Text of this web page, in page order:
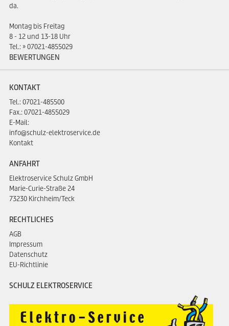
da.
Montag bis Freitag
8 - 12 und 13-18 Uhr
Tel.: 07021-4855029
BEWERTUNGEN
KONTAKT
Tel.:07021-485500
Fax.: 07021-4855029
E-Mail:
info@schulz-elektroservice.de
Kontakt
ANFAHRT
Elektroservice Schulz GmbH
Marie-Curie-Straße 24
73230 Kirchheim/Teck
RECHTLICHES
AGB
Impressum
Datenschutz
EU-Richtlinie
SCHULZ ELEKTROSERVICE